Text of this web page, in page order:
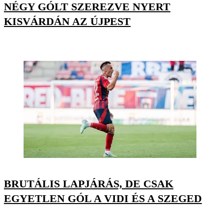
NÉGY GÓLT SZEREZVE NYERT
KISVÁRDÁN AZ ÚJPEST
BRUTÁLIS LAPJÁRÁS, DE CSAK
EGYETLEN GÓL A VIDI ÉS A SZEGED